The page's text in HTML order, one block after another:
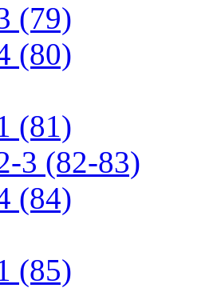
(79)
(80)
(81)
3 (82-83)
(84)
(85)